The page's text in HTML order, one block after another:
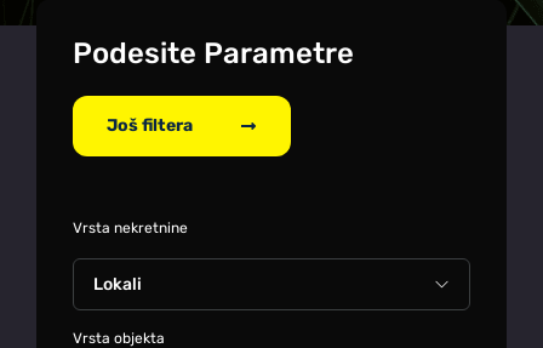
Podesite Parametre
Još filtera
Vrsta nekretnine
Vrsta objekta